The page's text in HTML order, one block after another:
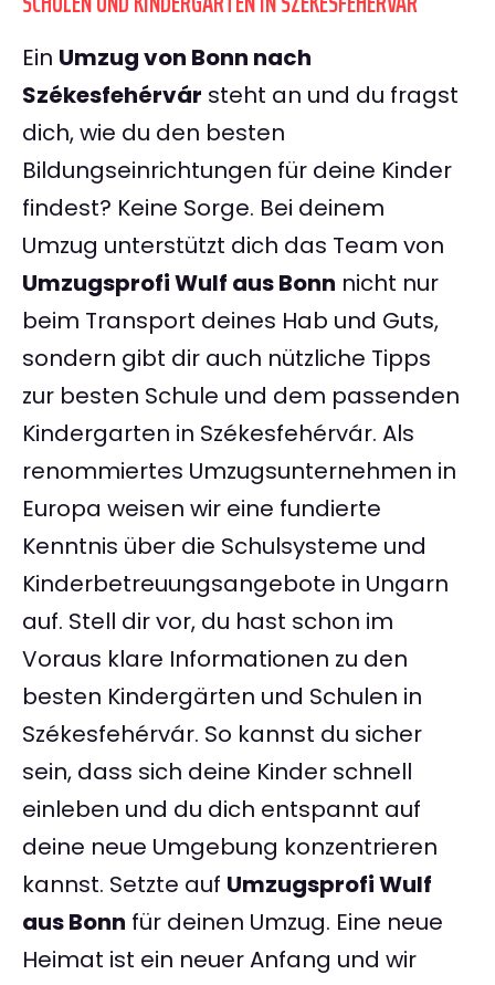
Ein Umzug von Bonn nach
Székesfehérvár steht an und du fragst
dich, wie du den besten
Bildungseinrichtungen für deine Kinder
findest? Keine Sorge. Bei deinem
Umzug unterstützt dich das Team von
Umzugsprofi Wulf aus Bonn nicht nur
beim Transport deines Hab und Guts,
sondern gibt dir auch nützliche Tipps
zur besten Schule und dem passenden
Kindergarten in Székesfehérvár. Als
renommiertes Umzugsunternehmen in
Europa weisen wir eine fundierte
Kenntnis über die Schulsysteme und
Kinderbetreuungsangebote in Ungarn
auf. Stell dir vor, du hast schon im
Voraus klare Informationen zu den
besten Kindergärten und Schulen in
Székesfehérvár. So kannst du sicher
sein, dass sich deine Kinder schnell
einleben und du dich entspannt auf
deine neue Umgebung konzentrieren
kannst. Setzte auf Umzugsprofi Wulf
aus Bonn für deinen Umzug. Eine neue
Heimat ist ein neuer Anfang und wir